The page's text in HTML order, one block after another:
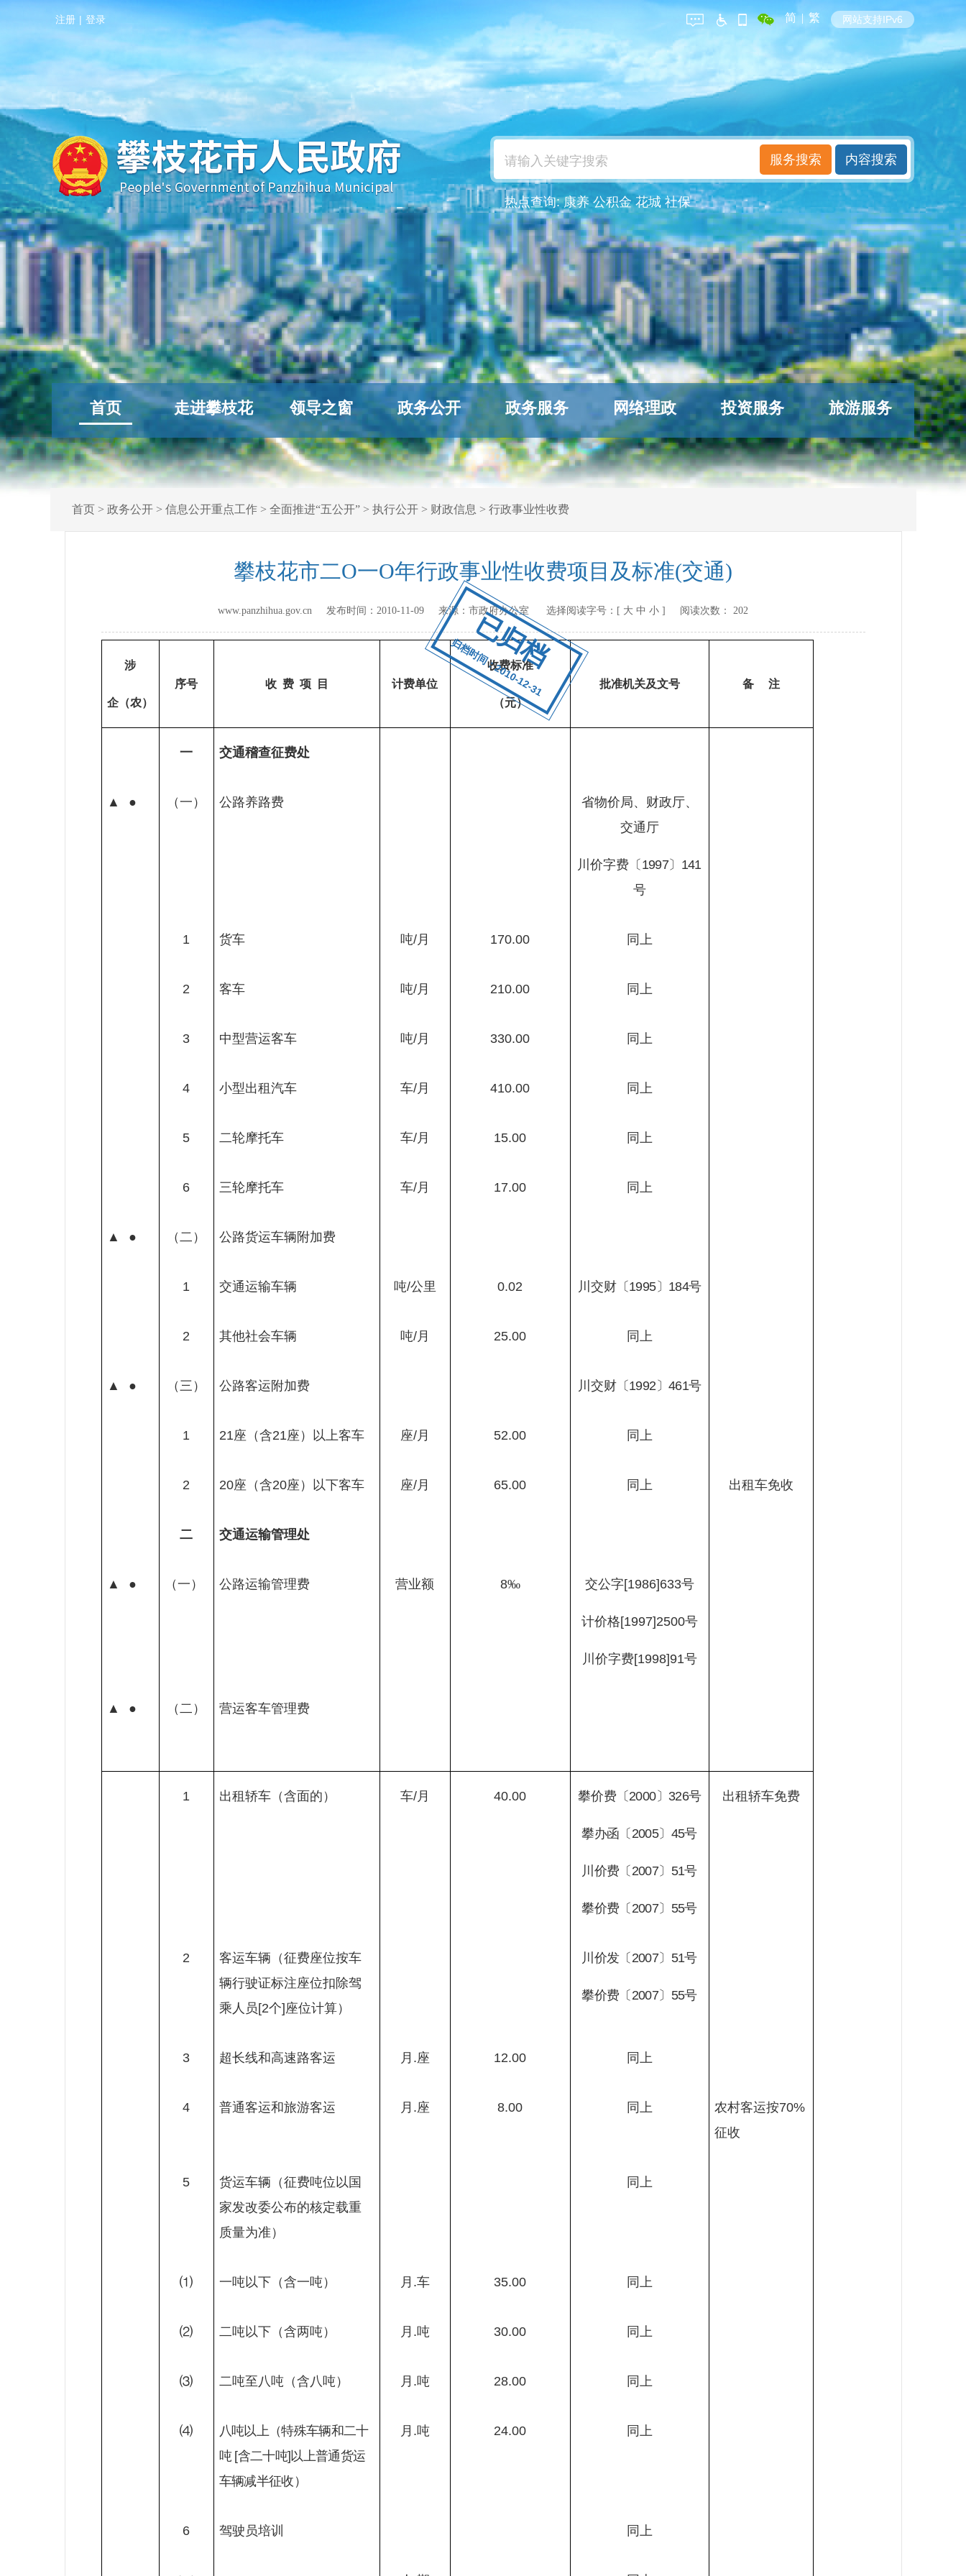
已归档
归档时间：2010-12-31
注册 | 登录 简 | 繁 网站支持IPv6
热点查询:康养 公积金 花城 社保
首页 走进攀枝花 领导之窗 政务公开 政务服务 网络理政 投资服务 旅游服务
首页> 政务公开> 信息公开重点工作> 全面推进“五公开”> 执行公开> 财政信息 > 行政事业性收费
攀枝花市二O一O年行政事业性收费项目及标准(交通)
www.panzhihua.gov.cn 发布时间： 2010-11-09 来源： 市政府办公室 选择阅读字号：[ 大 中 小 ] 阅读次数： 202
涉
企（农）
序号 收 费 项 目 计费单位
收费标准
（元）
批准机关及文号 备 注
一 交通稽查征费处
▲ ● （一） 公路养路费
省物价局、财政厅、
交通厅
川价字费 〔 1997 〕 141
号
1 货车 吨/月 170.00 同上
2 客车 吨/月 210.00 同上
3 中型营运客车 吨/月 330.00 同上
4 小型出租汽车 车/月 410.00 同上
5 二轮摩托车 车/月 15.00 同上
6 三轮摩托车 车/月 17.00 同上
▲ ● （二） 公路货运车辆附加费
1 交通运输车辆 吨/公里 0.02 川交财〔 1995〕 184号
2 其他社会车辆 吨/月 25.00 同上
▲ ● （三） 公路客运附加费 川交财〔 1992 〕 461号
1 21座（含21座）以上客车 座/月 52.00 同上
2 20座（含20座）以下客车 座/月 65.00 同上 出租车免收
二 交通运输管理处
▲ ● （一） 公路运输管理费 营业额 8‰ 交公字[1986]633号
计价格[1997]2500号
川价字费[1998]91号
▲ ● （二） 营运客车管理费
1 出租轿车（含面的） 车/月 40.00 攀价费 〔 2000〕 326号
攀办函〔 2005〕 45号
川价费〔 2007 〕 51号
攀价费〔 2007 〕 55号
出租轿车免费
2
客运车辆（征费座位按车
辆行驶证标注座位扣除驾
乘人员 [2个]座位计算）
川价发〔 2007 〕 51号
攀价费〔 2007 〕 55号
3 超长线和高速路客运 月 .座 12.00 同上
4 普通客运和旅游客运 月 .座 8.00 同上 农村客运按70%
征收
5
货运车辆（征费吨位以国
家发改委公布的核定载重
质量为准）
同上
⑴ 一吨以下（含一吨） 月 .车 35.00 同上
⑵ 二吨以下（含两吨） 月 .吨 30.00 同上
⑶ 二吨至八吨（含八吨） 月 .吨 28.00 同上
⑷
八吨以上（特殊车辆和二十
吨 [含二十吨] 以上普通货运
车辆减半征收）
月 .吨 24.00 同上
6 驾驶员培训 同上